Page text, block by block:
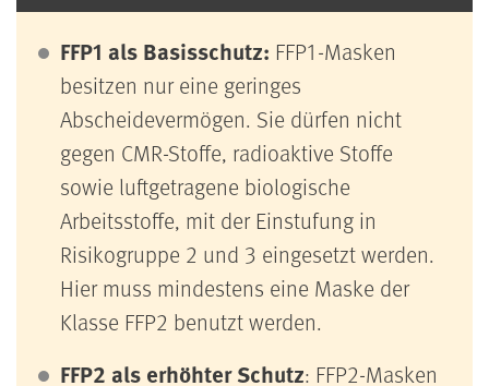
FFP1 als Basisschutz: FFP1-Masken
besitzen nur eine geringes
Abscheidevermögen. Sie dürfen nicht
gegen CMR-Stoffe, radioaktive Stoffe
sowie luftgetragene biologische
Arbeitsstoffe, mit der Einstufung in
Risikogruppe 2 und 3 eingesetzt werden.
Hier muss mindestens eine Maske der
Klasse FFP2 benutzt werden.
FFP2 als erhöhter Schutz: FFP2-Masken